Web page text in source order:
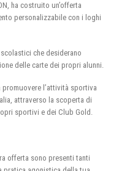
ha costruito un’offerta
personalizzabile con i loghi
che desiderano
delle carte dei propri alunni.
promuovere l’attività sportiva
attraverso la scoperta di
sportivi e dei Club Gold.
offerta sono presenti tanti